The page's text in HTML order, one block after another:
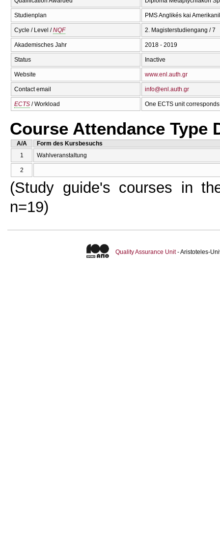
Studienplan PMS Anglikés kai
Cycle / Level /NQF 2. Magisterstudiengang / 7
Akademisches Jahr 2018 - 2019
Status Inactive
Website www.enl.auth.gr
Contact email info@enl.auth.gr
ECTS / Workload One ECTS unit
Course Attendance Type
A/A
Form des Kursbesuchs
1
Wahlveranstaltung
2
(Study guide's courses in
n=19)
Quality Assurance Unit- Aristoteles-